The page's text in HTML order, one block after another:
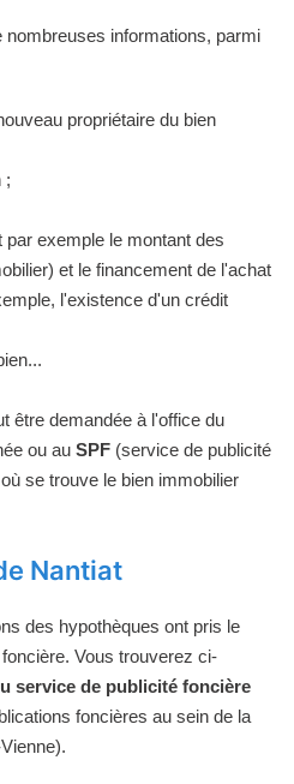
nombreuses informations, parmi
propriétaire du bien
;
par exemple le montant des
et le financement de l'achat
l'existence d'un crédit
être demandée à l'office du
ou au SPF (service de publicité
se trouve le bien immobilier
Nantiat
des hypothèques ont pris le
Vous trouverez ci-
service de publicité foncière
foncières au sein de la